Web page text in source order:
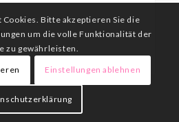
Bitte akzeptieren Sie die
um die volle Funktionalität der
zu gewährleisten.
Einstellungen ablehnen